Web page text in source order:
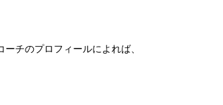
チのプロフィールによれば、